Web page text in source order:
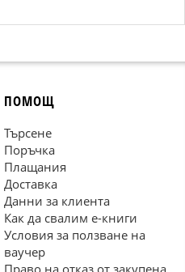
ПОМОЩ
Търсене
Поръчка
Плащания
Доставка
Данни за клиента
Как да свалим е-книги
Условия за ползване на
ваучер
Право на отказ от закупена